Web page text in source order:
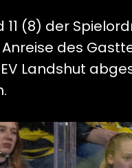
11 (8) der
des
Landshut